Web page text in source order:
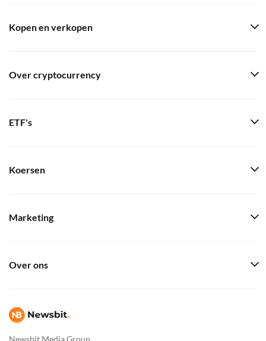
Newsbit Media Group
Kopen en verkopen
Over cryptocurrency
ETF's
Koersen
Marketing
Over ons